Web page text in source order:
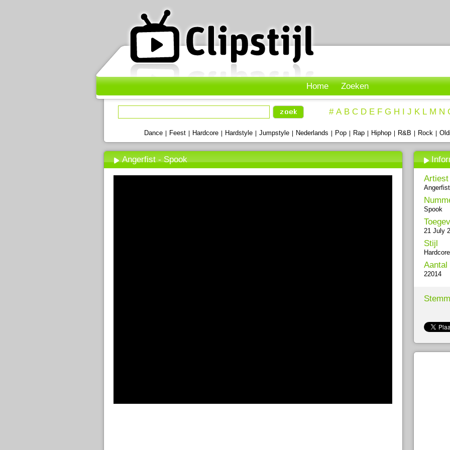
Home Zoeken
# A B C D E F G H I J K L M N
Dance Feest Hardcore Hardstyle Jumpstyle Nederlands Pop Rap Hiphop R&B Rock
Angerfist - Spook
Artiest
Angerfist
Spook
21 July
Stijl
Hardcore
Aantal
22014